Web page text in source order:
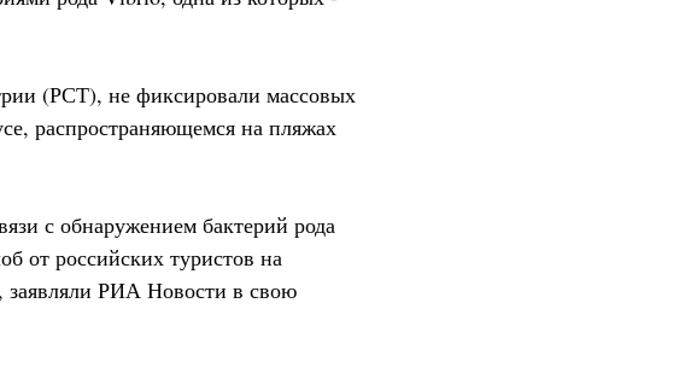
(РСТ), не фиксировали массовых
распространяющемся на пляжах
с обнаружением бактерий рода
от российских туристов на
заявляли РИА Новости в свою